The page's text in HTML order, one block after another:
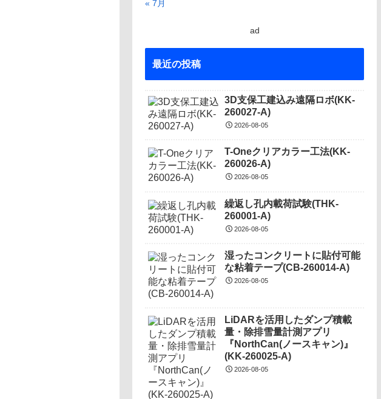
« 7月
ad
最近の投稿
3D支保工建込み遠隔ロボ(KK-
260027-A)
2026-08-05
T-Oneクリアカラー工法(KK-
260026-A)
2026-08-05
繰返し孔内載荷試験(THK-
260001-A)
2026-08-05
湿ったコンクリートに貼付可能
な粘着テープ(CB-260014-A)
2026-08-05
LiDARを活用したダンプ積載
量・除排雪量計測アプリ
『NorthCan(ノースキャン)』
(KK-260025-A)
2026-08-05